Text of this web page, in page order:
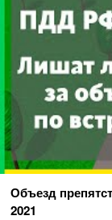
Объезд
2021